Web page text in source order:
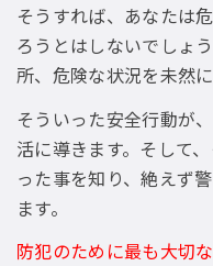
そうすれば、あなたは
ろうとはしないでしょ
所、危険な状況を未然
そういった安全行動が
活に導きます。そして
った事を知り、絶えず
ます。
防犯のために最も大切